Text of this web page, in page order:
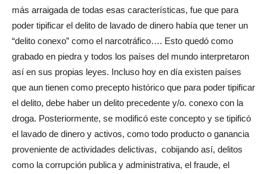
más arraigada de todas esas características, fue que para
poder tipificar el delito de lavado de dinero había que tener un
“delito conexo” como el narcotráfico…. Esto quedó como
grabado en piedra y todos los países del mundo interpretaron
así en sus propias leyes. Incluso hoy en día existen países
que aun tienen como precepto histórico que para poder tipificar
el delito, debe haber un delito precedente y/o. conexo con la
droga. Posteriormente, se modificó este concepto y se tipificó
el lavado de dinero y activos, como todo producto o ganancia
proveniente de actividades delictivas, cobijando así, delitos
como la corrupción publica y administrativa, el fraude, el